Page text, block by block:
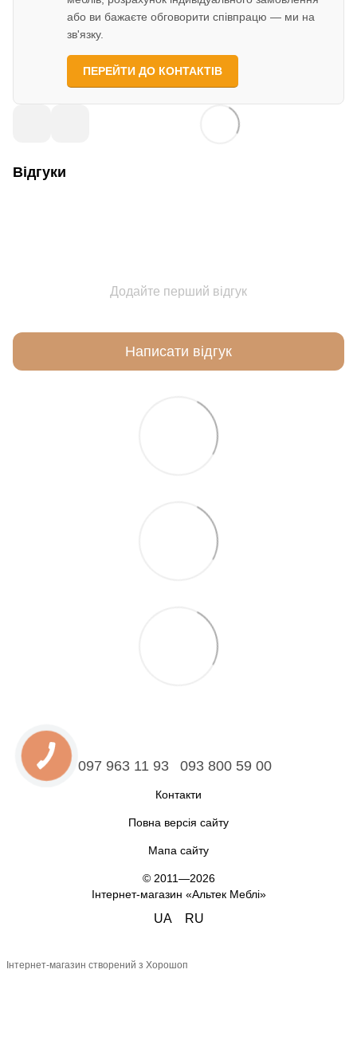
або ви бажаєте обговорити співпрацю — ми на
зв'язку.
ПЕРЕЙТИ ДО КОНТАКТІВ
Відгуки
Додайте перший відгук
Написати відгук
097 963 11 93 093 800 59 00
Контакти
Повна версія сайту
Мапа сайту
© 2011—2026
Інтернет-магазин «Альтек Меблі»
UA RU
Інтернет-магазин створений з Хорошоп